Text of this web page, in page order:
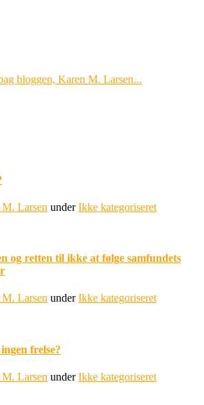
bloggen, Karen M. Larsen...
Larsen underIkke kategoriseret
og retten til ikke at følge samfundets
Larsen underIkke kategoriseret
frelse?
Larsen underIkke kategoriseret